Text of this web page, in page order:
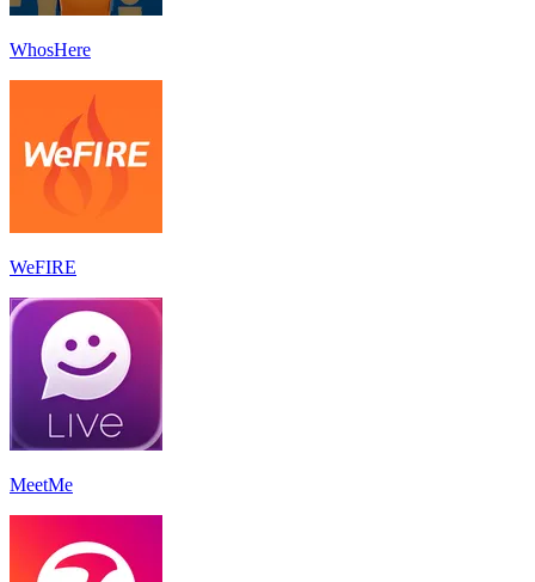
WhosHere
WeFIRE
MeetMe